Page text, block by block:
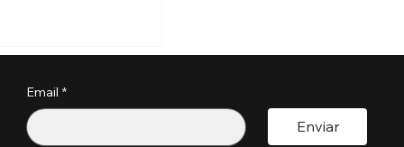
2025
Email *
Enviar